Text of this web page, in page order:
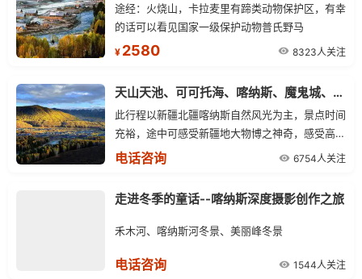
途经：火烧山，卡拉麦里有蹄类动物保护区，有幸
的话可以看见国家一级保护动物普氏野马
¥ 2580 8323人关注
天山天池、可可托海、喀纳斯、魔鬼城、吐鲁番北疆特色深度游
此行程以新疆北疆喀纳斯自然风光为主，景点时间
充裕，途中可感受新疆地大物博之神奇，感受高山
湖泊的秀美壮丽，感受古老的西域文化。
电话咨询 6754人关注
走进冬季的童话--喀纳斯深度摄影创作之旅
禾木河、喀纳斯河冬景、美丽峰冬景
电话咨询 1544人关注